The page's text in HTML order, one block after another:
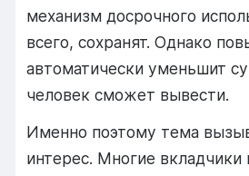
механизм досрочного
всего, сохранят. Однако
автоматически уменьшит
человек сможет вывести.
Именно поэтому тема
интерес. Многие